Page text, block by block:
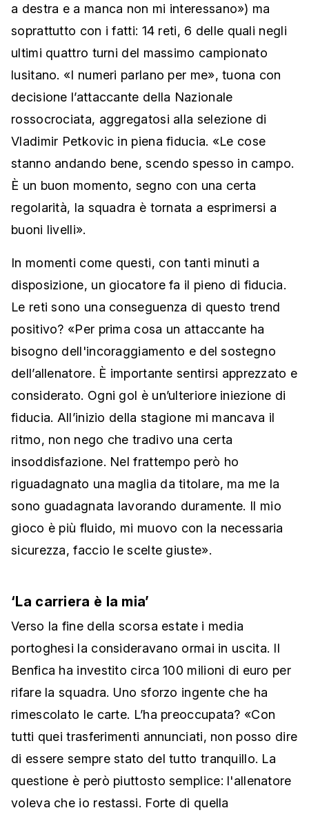
a destra e a manca non mi interessano») ma
soprattutto con i fatti: 14 reti, 6 delle quali negli
ultimi quattro turni del massimo campionato
lusitano. «I numeri parlano per me», tuona con
decisione l’attaccante della Nazionale
rossocrociata, aggregatosi alla selezione di
Vladimir Petkovic in piena fiducia. «Le cose
stanno andando bene, scendo spesso in campo.
È un buon momento, segno con una certa
regolarità, la squadra è tornata a esprimersi a
buoni livelli».
In momenti come questi, con tanti minuti a
disposizione, un giocatore fa il pieno di fiducia.
Le reti sono una conseguenza di questo trend
positivo? «Per prima cosa un attaccante ha
bisogno dell'incoraggiamento e del sostegno
dell’allenatore. È importante sentirsi apprezzato e
considerato. Ogni gol è un’ulteriore iniezione di
fiducia. All’inizio della stagione mi mancava il
ritmo, non nego che tradivo una certa
insoddisfazione. Nel frattempo però ho
riguadagnato una maglia da titolare, ma me la
sono guadagnata lavorando duramente. Il mio
gioco è più fluido, mi muovo con la necessaria
sicurezza, faccio le scelte giuste».
‘La carriera è la mia’
Verso la fine della scorsa estate i media
portoghesi la consideravano ormai in uscita. Il
Benfica ha investito circa 100 milioni di euro per
rifare la squadra. Uno sforzo ingente che ha
rimescolato le carte. L’ha preoccupata? «Con
tutti quei trasferimenti annunciati, non posso dire
di essere sempre stato del tutto tranquillo. La
questione è però piuttosto semplice: l'allenatore
voleva che io restassi. Forte di quella